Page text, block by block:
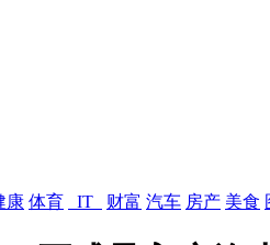
康 体育 IT 财富 汽车 房产 美食